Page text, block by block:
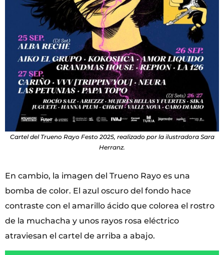
Cartel del Trueno Rayo Festo 2025, realizado por la ilustradora Sara
Herranz.
En cambio, la imagen del Trueno Rayo es una
bomba de color. El azul oscuro del fondo hace
contraste con el amarillo ácido que colorea el rostro
de la muchacha y unos rayos rosa eléctrico
atraviesan el cartel de arriba a abajo.